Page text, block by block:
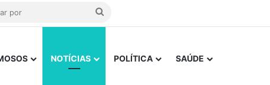
NOTÍCIAS POLÍTICA SAÚDE